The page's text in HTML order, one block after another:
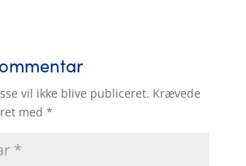
vil ikke blive publiceret. Krævede
med *